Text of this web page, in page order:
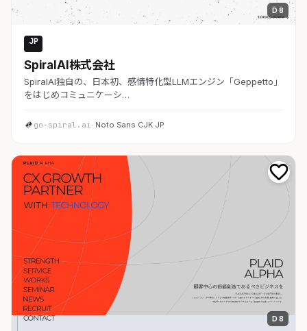
D 8
JP
SpiralAI株式会社
SpiralAI独自の、日本初、感情特化型LLMエンジン「Geppetto」
をはじめコミュニケーシ…
go-spiral.ai· Noto Sans CJK JP
D 8